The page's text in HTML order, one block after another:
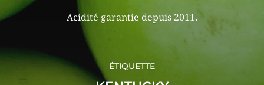
Acidité garantie depuis 2011.
ÉTIQUETTE